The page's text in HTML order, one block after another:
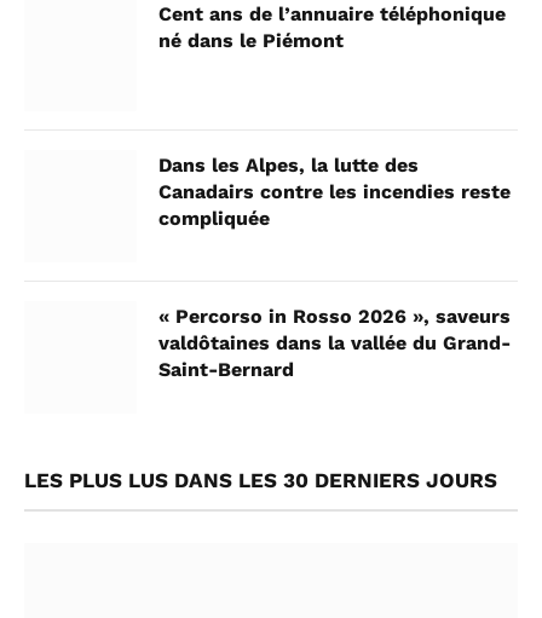
Cent ans de l’annuaire téléphonique
né dans le Piémont
Dans les Alpes, la lutte des
Canadairs contre les incendies reste
compliquée
« Percorso in Rosso 2026 », saveurs
valdôtaines dans la vallée du Grand-
Saint-Bernard
LES PLUS LUS DANS LES 30 DERNIERS JOURS